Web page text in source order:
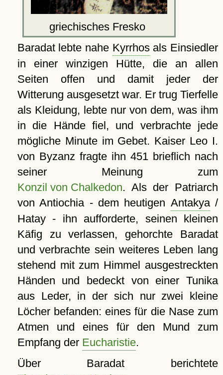
griechisches Fresko
Baradat lebte nahe Kyrrhosals Einsiedler
in einer winzigen Hütte, die an allen
Seiten offen und damit jeder der
Witterung ausgesetzt war. Er trug Tierfelle
als Kleidung, lebte nur von dem, was ihm
in die Hände fiel, und verbrachte jede
mögliche Minute im Gebet. Kaiser Leo I.
von Byzanz fragte ihn 451 brieflich nach
seiner Meinung zum
Konzil von Chalkedon. Als der Patriarch
von Antiochia - dem heutigen Antakya/
Hatay - ihn aufforderte, seinen kleinen
Käfig zu verlassen, gehorchte Baradat
und verbrachte sein weiteres Leben lang
stehend mit zum Himmel ausgestreckten
Händen und bedeckt von einer Tunika
aus Leder, in der sich nur zwei kleine
Löcher befanden: eines für die Nase zum
Atmen und eines für den Mund zum
Empfang der Eucharistie.
Über Baradat berichtete